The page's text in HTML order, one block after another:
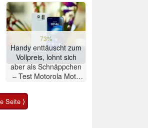
73%
Handy enttäuscht zum
Vollpreis, lohnt sich
aber als Schnäppchen
– Test Motorola Moto
Seite ⟩